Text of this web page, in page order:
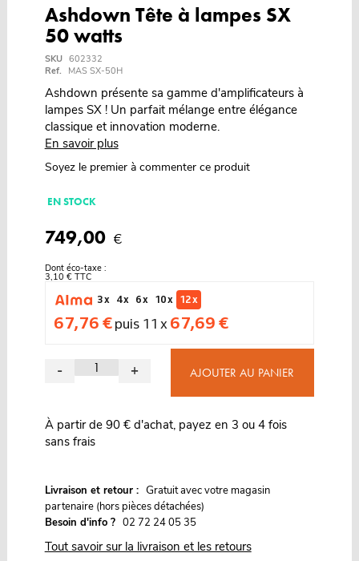
Ashdown Tête à lampes SX
50 watts
SKU 602332
Ref.
MAS SX-50H
Ashdown présente sa gamme d'amplificateurs à
lampes SX ! Un parfait mélange entre élégance
classique et innovation moderne.
En savoir plus
Soyez le premier à commenter ce produit
EN STOCK
749,00 €
Dont éco-taxe :
3,10 € TTC
3 x
4 x 6 x 10 x 12 x
67,76 €puis 11 x 67,69 €
- + AJOUTER AU PANIER
À partir de 90 € d'achat, payez en 3 ou 4 fois
sans frais
Livraison et retour : Gratuit avec votre magasin
partenaire (hors pièces détachées)
Besoin d'info ? 02 72 24 05 35
Tout savoir sur la livraison et les retours